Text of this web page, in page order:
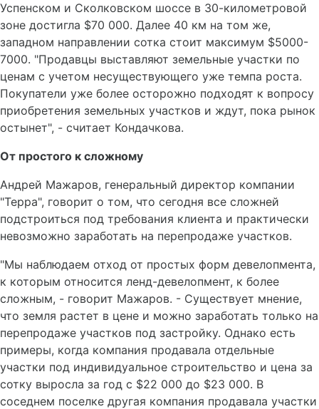
Успенском и Сколковском шоссе в 30-километровой
зоне достигла $70 000. Далее 40 км на том же,
западном направлении сотка стоит максимум $5000-
7000. "Продавцы выставляют земельные участки по
ценам с учетом несуществующего уже темпа роста.
Покупатели уже более осторожно подходят к вопросу
приобретения земельных участков и ждут, пока рынок
остынет", - считает Кондачкова.
От простого к сложному
Андрей Мажаров, генеральный директор компании
"Терра", говорит о том, что сегодня все сложней
подстроиться под требования клиента и практически
невозможно заработать на перепродаже участков.
"Мы наблюдаем отход от простых форм девелопмента,
к которым относится ленд-девелопмент, к более
сложным, - говорит Мажаров. - Существует мнение,
что земля растет в цене и можно заработать только на
перепродаже участков под застройку. Однако есть
примеры, когда компания продавала отдельные
участки под индивидуальное строительство и цена за
сотку выросла за год с $22 000 до $23 000. В
соседнем поселке другая компания продавала участки